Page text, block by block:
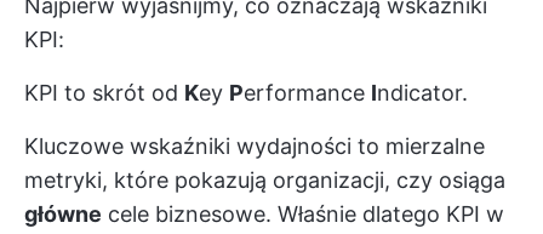
Najpierw wyjaśnijmy, co oznaczają wskaźniki
KPI:
KPI to skrót od Key Performance Indicator.
Kluczowe wskaźniki wydajności to mierzalne
metryki, które pokazują organizacji, czy osiąga
główne cele biznesowe. Właśnie dlatego KPI w